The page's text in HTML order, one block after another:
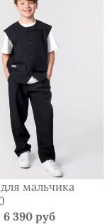
мальчика
6 390 руб